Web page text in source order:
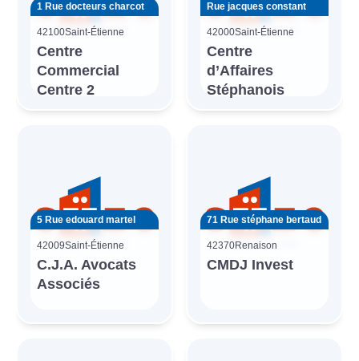
1 Rue docteurs charcot
42100Saint-Étienne
Centre
Commercial
Centre 2
Rue jacques constant
42000Saint-Étienne
Centre
d’Affaires
Stéphanois
5 Rue edouard martel
42009Saint-Étienne
C.J.A. Avocats
Associés
71 Rue stéphane bertaud
42370Renaison
CMDJ Invest